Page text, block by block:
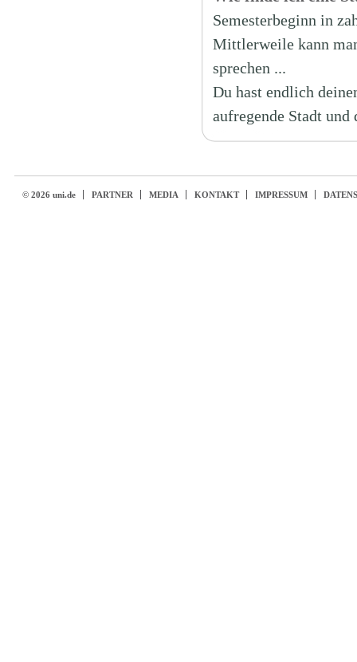
Semesterbeginn in
Mittlerweile kann
sprechen ...
Du hast endlich
aufregende Stadt
© 2026 uni.de PARTNER MEDIA KONTAKT IMPRESSUM